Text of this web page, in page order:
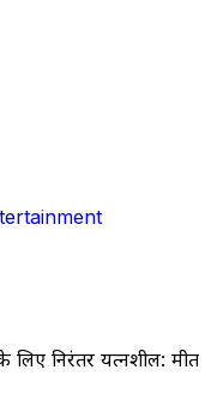
निरंतर यत्नशील: मीत